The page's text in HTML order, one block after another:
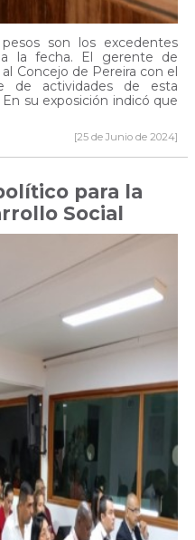
son los excedentes
la fecha. El gerente de
Concejo de Pereira con el
de actividades de esta
su exposición indicó que
[25 de Junio de 2024]
para la
Social